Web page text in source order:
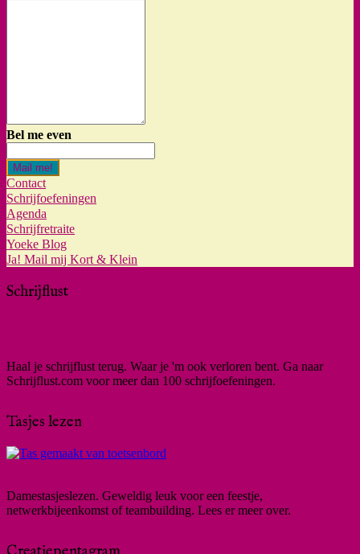
Bel me even
Mail me!
Contact
Schrijfoefeningen
Agenda
Schrijfretraite
Yoeke Blog
Ja! Mail mij Kort & Klein
Schrijflust
Haal je schrijflust terug. Waar je 'm ook verloren bent. Ga naar
Schrijflust.com voor meer dan 100 schrijfoefeningen.
Tasjes lezen
Damestasjeslezen. Geweldig leuk voor een feestje,
netwerkbijeenkomst of teambuilding. Lees er meer over.